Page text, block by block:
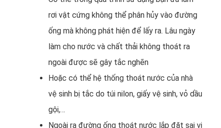
rơi vật cứng không thể phân hủy vào đường
ống mà không phát hiện để lấy ra. Lâu ngày
làm cho nước và chất thải không thoát ra
ngoài được sẽ gây tắc nghẽn
Hoặc có thể hệ thống thoát nước của nhà
vệ sinh bị tắc do túi nilon, giấy vệ sinh, vỏ dầu
gội,…
Ngoài ra đường ống thoát nước lắp đặt sai vị